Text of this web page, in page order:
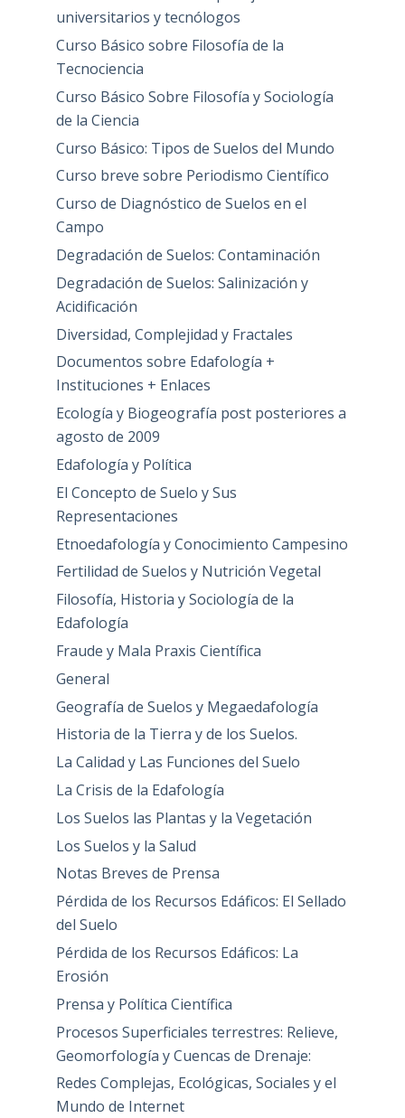
universitarios y tecnólogos
Curso Básico sobre Filosofía de la
Tecnociencia
Curso Básico Sobre Filosofía y Sociología
de la Ciencia
Curso Básico: Tipos de Suelos del Mundo
Curso breve sobre Periodismo Científico
Curso de Diagnóstico de Suelos en el
Campo
Degradación de Suelos: Contaminación
Degradación de Suelos: Salinización y
Acidificación
Diversidad, Complejidad y Fractales
Documentos sobre Edafología +
Instituciones + Enlaces
Ecología y Biogeografía post posteriores a
agosto de 2009
Edafología y Política
El Concepto de Suelo y Sus
Representaciones
Etnoedafología y Conocimiento Campesino
Fertilidad de Suelos y Nutrición Vegetal
Filosofía, Historia y Sociología de la
Edafología
Fraude y Mala Praxis Científica
General
Geografía de Suelos y Megaedafología
Historia de la Tierra y de los Suelos.
La Calidad y Las Funciones del Suelo
La Crisis de la Edafología
Los Suelos las Plantas y la Vegetación
Los Suelos y la Salud
Notas Breves de Prensa
Pérdida de los Recursos Edáficos: El Sellado
del Suelo
Pérdida de los Recursos Edáficos: La
Erosión
Prensa y Política Científica
Procesos Superficiales terrestres: Relieve,
Geomorfología y Cuencas de Drenaje:
Redes Complejas, Ecológicas, Sociales y el
Mundo de Internet